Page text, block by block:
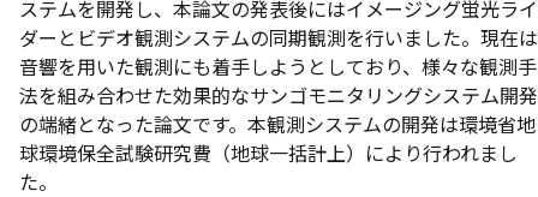
ステムを開発し、本論文の発表後にはイメージング蛍光ライ
ダーとビデオ観測システムの同期観測を行いました。現在は
音響を用いた観測にも着手しようとしており、様々な観測手
法を組み合わせた効果的なサンゴモニタリングシステム開発
の端緒となった論文です。本観測システムの開発は環境省地
球環境保全試験研究費（地球一括計上）により行われまし
た。